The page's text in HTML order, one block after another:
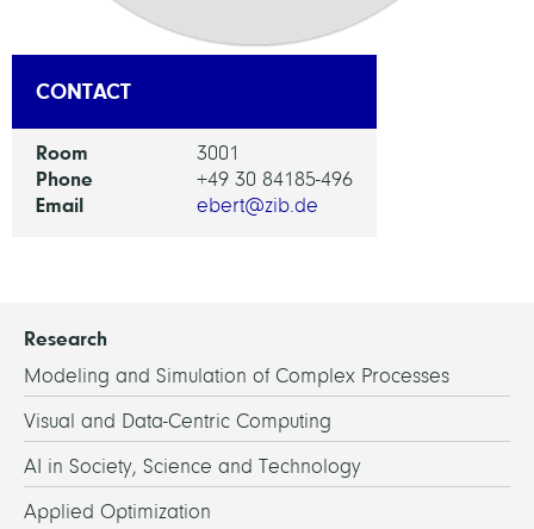
CONTACT
Room 3001
Phone +49 30 84185-496
Email ebert@zib.de
Research
Modeling and Simulation of Complex Processes
Visual and Data-Centric Computing
AI in Society, Science and Technology
Applied Optimization